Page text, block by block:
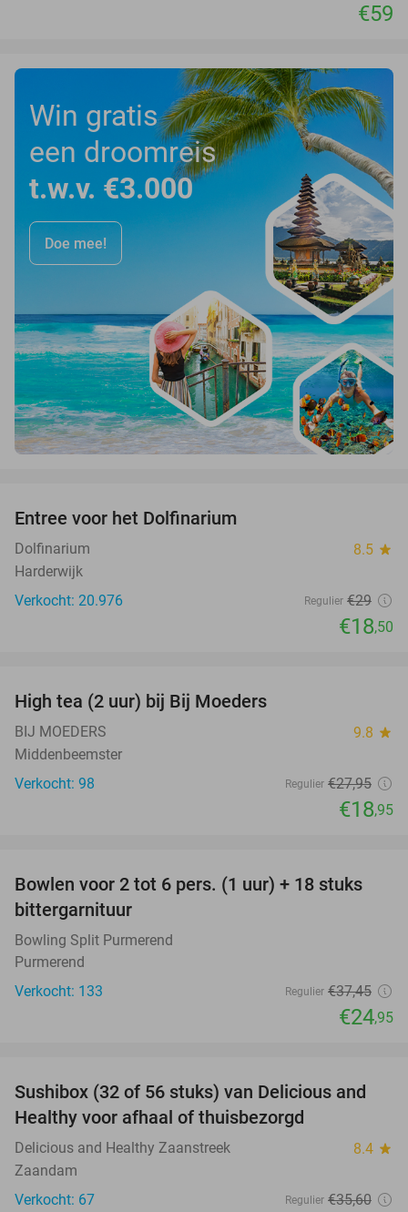
€59
Win gratis
een droomreis
t.w.v. €3.000
Doe mee!
Entree voor het Dolfinarium
Dolfinarium 8.5 star
Harderwijk
Verkocht: 20.976
Regulier €29
€18,50
High tea (2 uur) bij Bij Moeders
BIJ MOEDERS 9.8 star
Middenbeemster
Verkocht: 98
Regulier €27,95
€18,95
33%
Bowlen voor 2 tot 6 pers. (1 uur) + 18 stuks
bittergarnituur
Bowling Split Purmerend
Purmerend
Verkocht: 133
Regulier €37,45
€24,95
58%
Sushibox (32 of 56 stuks) van Delicious and
Healthy voor afhaal of thuisbezorgd
Delicious and Healthy Zaanstreek 8.4 star
Zaandam
Verkocht: 67
Regulier €35,60